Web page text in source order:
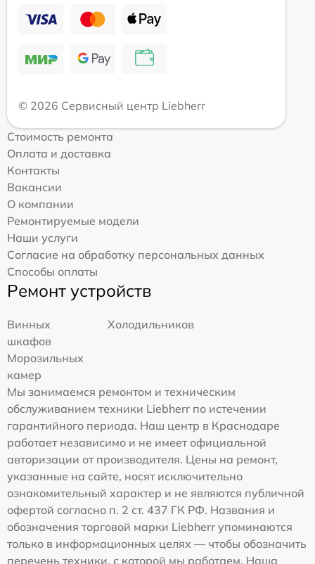
© 2026 Сервисный центр Liebherr
Стоимость ремонта
Оплата и доставка
Контакты
Вакансии
О компании
Ремонтируемые модели
Наши услуги
Согласие на обработку персональных данных
Способы оплаты
Ремонт устройств
Винных
шкафов
Холодильников
Морозильных
камер
Мы занимаемся ремонтом и техническим
обслуживанием техники Liebherr по истечении
гарантийного периода. Наш центр в Краснодаре
работает независимо и не имеет официальной
авторизации от производителя. Цены на ремонт,
указанные на сайте, носят исключительно
ознакомительный характер и не являются публичной
офертой согласно п. 2 ст. 437 ГК РФ. Названия и
обозначения торговой марки Liebherr упоминаются
только в информационных целях — чтобы обозначить
перечень техники, с которой мы работаем. Наша